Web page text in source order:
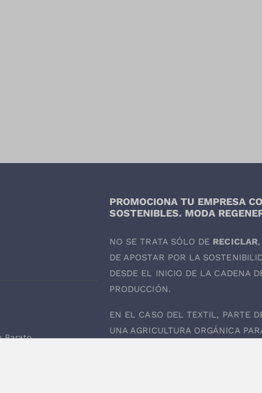
Barato
PROMOCIONA TU EMPRESA
SOSTENIBLES. MODA
NO SE TRATA SÓLO DE RECICLAR,
DE APOSTAR POR LA
DESDE EL INICIO DE LA CADENA
PRODUCCIÓN.
EN EL CASO DELTEXTIL, PARTE
UNA AGRICULTURA ORGÁNICA